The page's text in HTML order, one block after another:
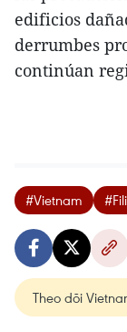
edificios
derrumbes
continúan
#Vietnam
Theo dõi